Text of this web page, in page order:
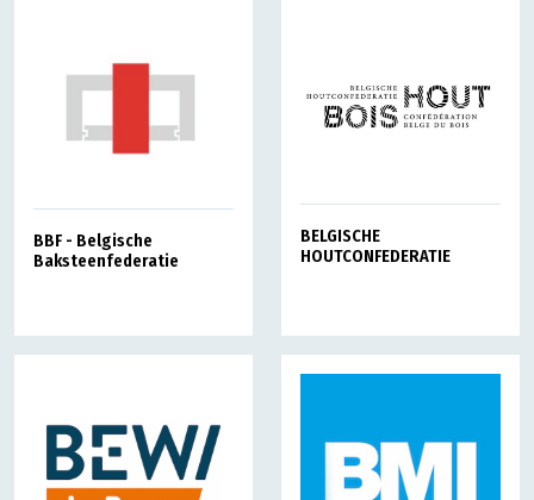
BBF - Belgische
Baksteenfederatie
BELGISCHE
HOUTCONFEDERATIE